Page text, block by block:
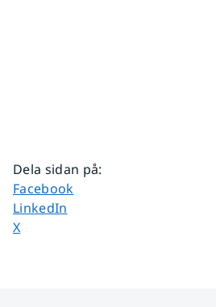
Dela sidan på:
Dela sidan på
Facebook
Dela sidan på
LinkedIn
Dela sidan på
X